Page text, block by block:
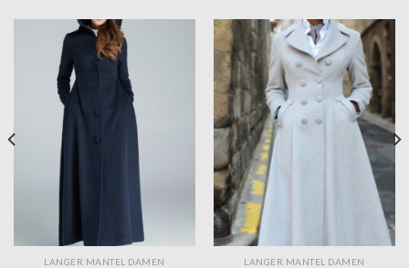
LANGER MANTEL DAMEN LANGER MANTEL DAMEN